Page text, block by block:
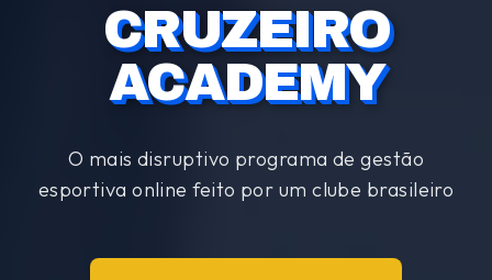
CRUZEIRO
ACADEMY
O mais disruptivo programa de gestão
esportiva online feito por um clube brasileiro